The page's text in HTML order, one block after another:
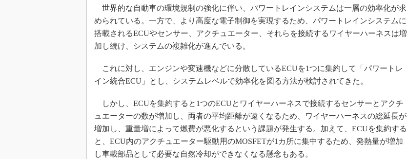
メイドインジャパン
制御セキュリティ
新型コロナへの対応
世界的な自動車の環境規制の強化に伴い、パワートレインシステムは一層の効率化が求
められている。一方で、より高度な電子制御を実現するため、パワートレインシステムに
搭載されるECUやセンサー、アクチュエーター、それらを接続するワイヤーハーネスは増
加し続け、システムの複雑化が進んでいる。
これに対し、エンジンや変速機などに分散しているECUを1つに集約して「パワートレ
イン統合ECU」とし、システムレベルで効率化を図る方法が検討されてきた。
しかし、ECUを集約すると1つのECUとワイヤーハーネスで接続するセンサーとアクチ
ュエーターの数が増加し、両者の平均距離が遠くなるため、ワイヤーハーネスの総延長が
増加し、重量増によって燃費が悪化するという課題が発生する。加えて、ECUを集約する
と、ECU内のアクチュエーター駆動用のMOSFETが1カ所に集中するため、発熱量が増加
し車載部品として必要な自然冷却ができなくなる懸念もある。